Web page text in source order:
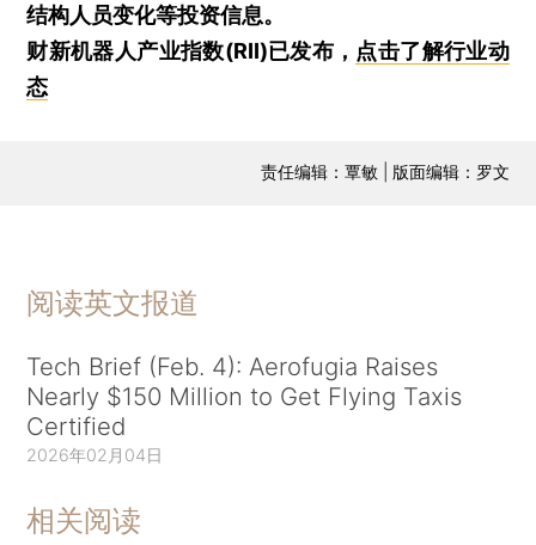
结构人员变化等投资信息。
财新机器人产业指数(RII)已发布， 点击了解行业动
态
责任编辑：覃敏 | 版面编辑：罗文
阅读英文报道
Tech Brief (Feb. 4): Aerofugia Raises
Nearly $150 Million to Get Flying Taxis
Certified
2026年02月04日
相关阅读